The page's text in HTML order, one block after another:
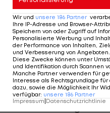
Wir und unsere 186 Partner
Ihre IP-Adresse und Browser-
Speichern von oder Zugriff auf
Personalisierte Werbung und
der Performance von Inhalten,
und Verbesserung von Angeboten.
Diese Zwecke können unter
und Identifikation durch Scannen
Manche Partner verwenden für
Interesse als Rechtsgrundlage
dazu, sowie die Möglichkeit Ihr
verfügbar: unsere 186 Partner
Impressum Datenschutzrichtlinie